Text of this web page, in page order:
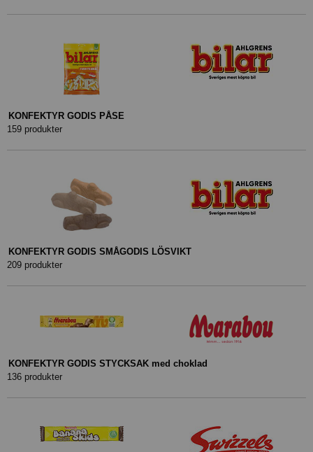
KONFEKTYR GODIS PÅSE
159 produkter
KONFEKTYR GODIS SMÅGODIS LÖSVIKT
209 produkter
KONFEKTYR GODIS STYCKSAK med choklad
136 produkter